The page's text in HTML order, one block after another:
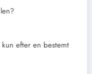
efter en bestemt